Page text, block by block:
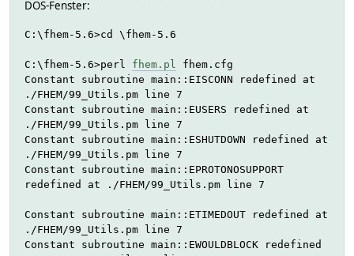
DOS-Fenster:
C:\fhem-5.6>cd \fhem-5.6
C:\fhem-5.6>perl fhem.pl
fhem.cfg
Constant subroutine main::EISCONN redefined at
./FHEM/99_Utils.pm line 7
Constant subroutine main::EUSERS redefined at
./FHEM/99_Utils.pm line 7
Constant subroutine main::ESHUTDOWN redefined at
./FHEM/99_Utils.pm line 7
Constant subroutine main::EPROTONOSUPPORT
redefined at ./FHEM/99_Utils.pm line 7
Constant subroutine main::ETIMEDOUT redefined at
./FHEM/99_Utils.pm line 7
Constant subroutine main::EWOULDBLOCK redefined